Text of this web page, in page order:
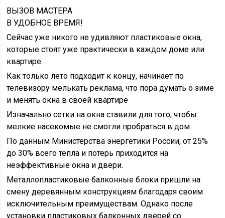
ВЫЗОВ МАСТЕРА
В УДОБНОЕ ВРЕМЯ!
Сейчас уже никого не удивляют пластиковые окна,
которые стоят уже практически в каждом доме или
квартире.
Как только лето подходит к концу, начинает по
телевизору мелькать реклама, что пора думать о зиме
и менять окна в своей квартире
Изначально сетки на окна ставили для того, чтобы
мелкие насекомые не смогли пробраться в дом.
По данным Министерства энергетики России, от 25%
до 30% всего тепла и потерь приходится на
неэффективные окна и двери.
Металлопластиковые балконные блоки пришли на
смену деревянным конструкциям благодаря своим
исключительным преимуществам. Однако после
установки пластиковых балконных дверей со